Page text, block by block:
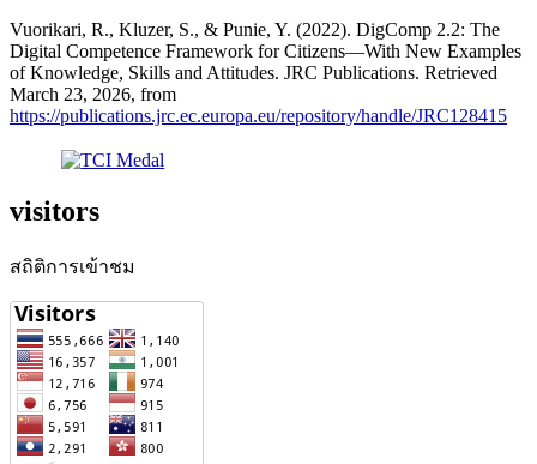
Vuorikari, R., Kluzer, S., & Punie, Y. (2022). DigComp 2.2: The
Digital Competence Framework for Citizens—With New Examples
of Knowledge, Skills and Attitudes. JRC Publications. Retrieved
March 23, 2026, from
https://publications.jrc.ec.europa.eu/repository/handle/JRC128415
visitors
สถิติการเข้าชม